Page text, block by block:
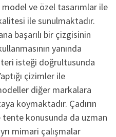
model ve özel tasarımlar ile
ile sunulmaktadır.
başarılı bir çizgisinin
yanında
isteği doğrultusunda
çizimler ile
diğer markalara
koymaktadır. Çadırın
tente konusunda da uzman
mimari çalışmalar